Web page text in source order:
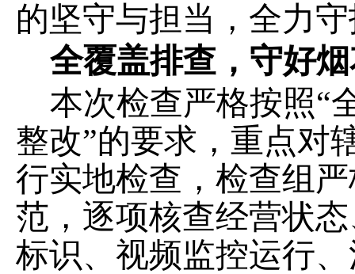
的坚守与担当，全力
全覆盖排查，守好
本次检查严格按照“
整改”的要求，重点对
行实地检查，检查组
范，逐项核查经营状
标识、视频监控运行